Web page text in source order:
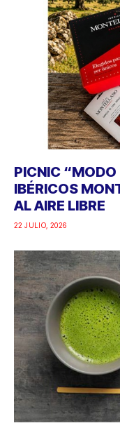
PICNIC “MODO
IBÉRICOS
AL AIRE LIBRE
22 JULIO, 2026